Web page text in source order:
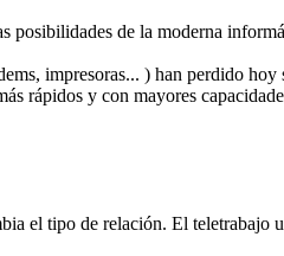
posibilidades de la moderna
impresoras... ) han perdido
rápidos y con mayores
el tipo de relación. El teletrabajo